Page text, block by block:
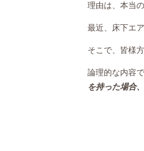
理由は、本当
最近、床下エ
そこで、皆様
論理的な内容
を持った場合